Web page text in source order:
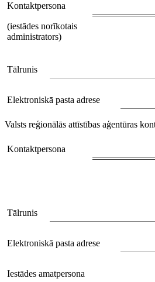
Kontaktpersona
(iestādes norīkotais
administrators)
Tālrunis
Elektroniskā pasta adrese
Valsts reģionālās attīstības aģentūras
Kontaktpersona
Tālrunis
Elektroniskā pasta adrese
Iestādes amatpersona